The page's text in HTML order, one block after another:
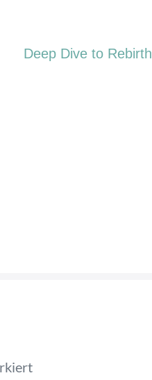
Deep Dive to Rebirth